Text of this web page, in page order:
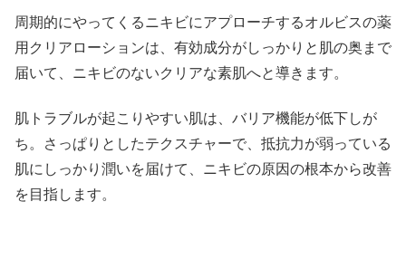
周期的にやってくるニキビにアプローチするオルビスの薬
用クリアローションは、有効成分がしっかりと肌の奥まで
届いて、ニキビのないクリアな素肌へと導きます。
肌トラブルが起こりやすい肌は、バリア機能が低下しが
ち。さっぱりとしたテクスチャーで、抵抗力が弱っている
肌にしっかり潤いを届けて、ニキビの原因の根本から改善
を目指します。